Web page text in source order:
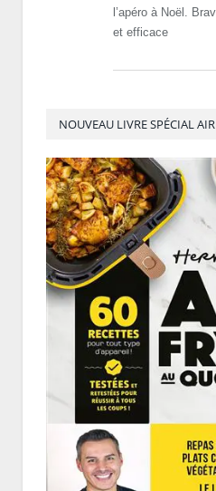
l’apéro à Noël.
et efficace
NOUVEAU LIVRE SPÉCIAL